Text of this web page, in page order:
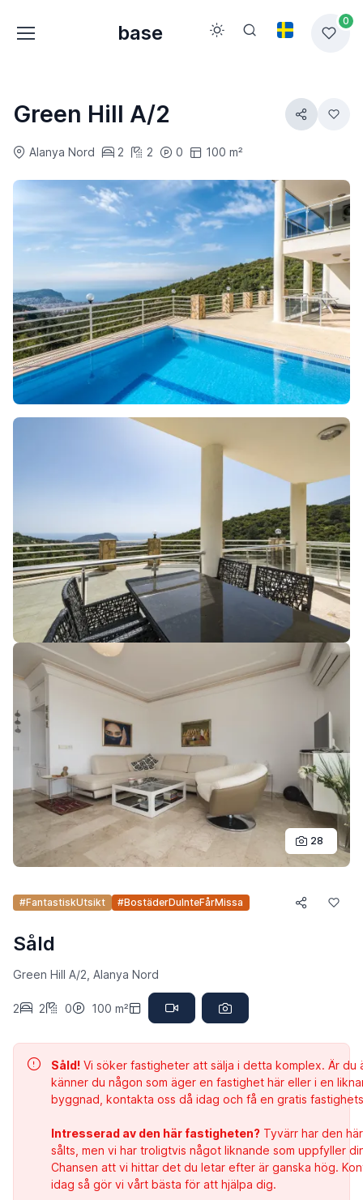
base
0
Green Hill A/2
Alanya Nord 2 2 0 100 m²
28
#FantastiskUtsikt #BostäderDuInteFårMissa
Såld
Green Hill A/2, Alanya Nord
2 2 0 100 m²
Såld! Vi söker fastigheter att sälja i detta komplex. Är du
känner du någon som äger en fastighet här eller i en
byggnad, kontakta oss då idag och få en gratis
Intresserad av den här fastigheten? Tyvärr har den
sålts, men vi har troligtvis något liknande som uppfyller
Chansen att vi hittar det du letar efter är ganska hög.
idag så gör vi vårt bästa för att hjälpa dig.